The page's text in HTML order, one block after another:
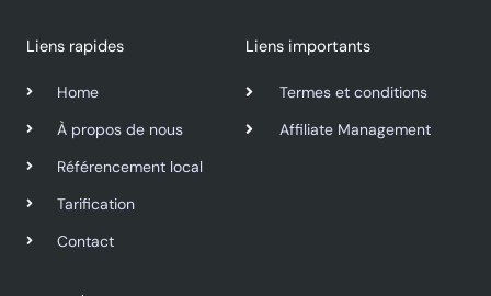
Liens rapides
Home
À propos de nous
Référencement local
Tarification
Contact
Liens importants
Termes et conditions
Affiliate Management